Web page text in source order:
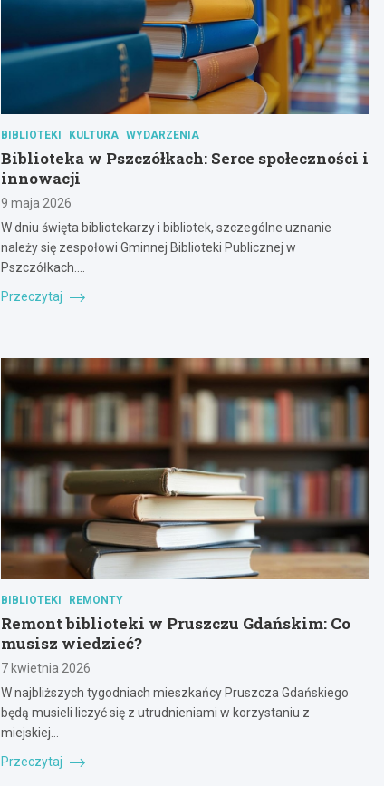
BIBLIOTEKI KULTURA WYDARZENIA
Biblioteka w Pszczółkach: Serce społeczności i
innowacji
9 maja 2026
W dniu święta bibliotekarzy i bibliotek, szczególne uznanie
należy się zespołowi Gminnej Biblioteki Publicznej w
Pszczółkach.…
Przeczytaj
BIBLIOTEKI REMONTY
Remont biblioteki w Pruszczu Gdańskim: Co
musisz wiedzieć?
7 kwietnia 2026
W najbliższych tygodniach mieszkańcy Pruszcza Gdańskiego
będą musieli liczyć się z utrudnieniami w korzystaniu z
miejskiej…
Przeczytaj